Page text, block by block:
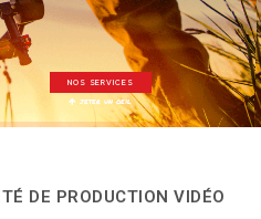
jeter un oeil
NOS SERVICES
DE PRODUCTION VIDÉO